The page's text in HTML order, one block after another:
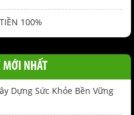
100%
MỚI NHẤT
Dựng Sức Khỏe Bền Vững